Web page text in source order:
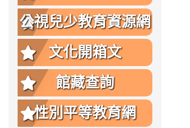
公視兒少教育資源網
文化開箱文
館藏查詢
性別平等教育網